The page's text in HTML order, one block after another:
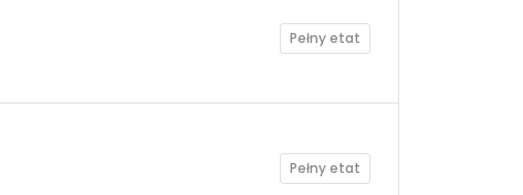
Pełny etat
Pełny etat